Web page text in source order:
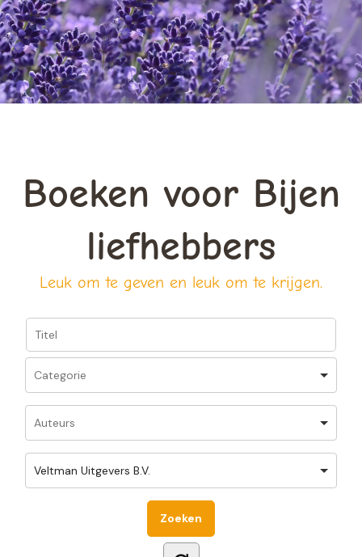
Boeken voor Bijen
liefhebbers
Leuk om te geven en leuk om te krijgen.
Veltman Uitgevers B.V.